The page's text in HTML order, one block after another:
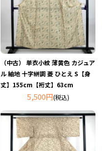
（中古） 単衣小紋 薄黄色 カジュア
ル 紬地 十字絣調 菱 ひとえ S【身
丈】155cm【裄丈】63cm
5,500円(税込)